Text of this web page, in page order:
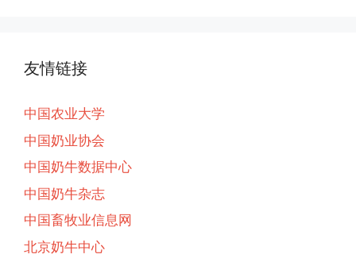
友情链接
中国农业大学
中国奶业协会
中国奶牛数据中心
中国奶牛杂志
中国畜牧业信息网
北京奶牛中心